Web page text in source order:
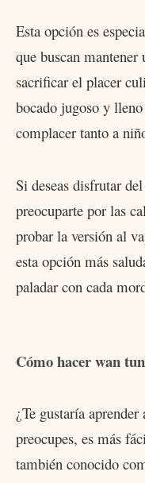
Esta opción es
que buscan
sacrificar el placer
bocado jugoso y
complacer tanto a
Si deseas disfrutar
preocuparte por las
probar la versión al
esta opción más
paladar con cada
Cómo hacer wan
¿Te gustaría
preocupes, es más
también conocido